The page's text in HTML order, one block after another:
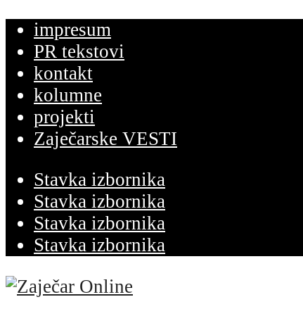
impresum
PR tekstovi
kontakt
kolumne
projekti
Zaječarske VESTI
Stavka izbornika
Stavka izbornika
Stavka izbornika
Stavka izbornika